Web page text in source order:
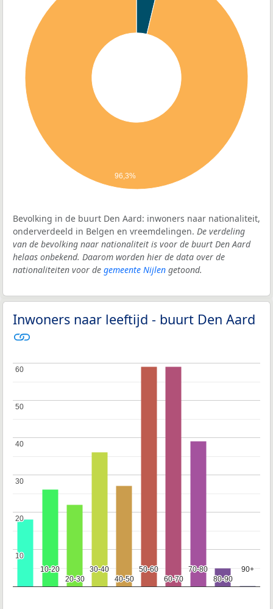
96,3%
Bevolking in de buurt Den Aard: inwoners naar nationaliteit,
onderverdeeld in Belgen en vreemdelingen. De verdeling
van de bevolking naar nationaliteit is voor de buurt Den Aard
helaas onbekend. Daarom worden hier de data over de
nationaliteiten voor de gemeente Nijlen getoond.
Inwoners naar leeftijd - buurt Den Aard
10-20
10-20
20-30
20-30
30-40
30-40
40-50
40-50
50-60
50-60
60-70
60-70
70-80
70-80
80-90
80-90
90+
90+
10
10
20
20
30
30
40
40
50
50
60
60